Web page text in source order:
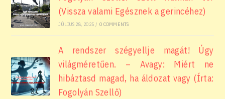
(Vissza valami Egésznek a gerincéhez)
JÚLIUS 28, 2025 / 0 COMMENTS
A rendszer szégyellje magát! Úgy
világméretűen. – Avagy: Miért ne
hibáztasd magad, ha áldozat vagy (Írta:
Fogolyán Szellő)